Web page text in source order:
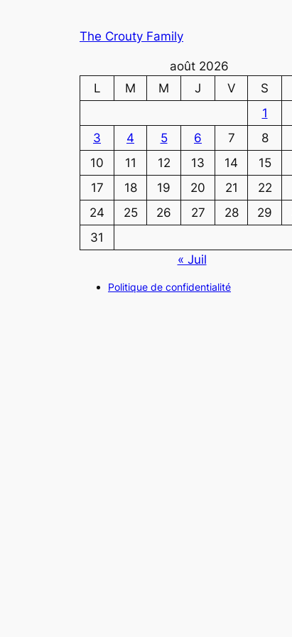
The Crouty Family
août 2026
L
M M J V S
1
3
4 5 6 7 8
10
11 12 13 14 15
17
18 19 20 21 22
24
25 26 27 28 29
31
« Juil
Politique de confidentialité